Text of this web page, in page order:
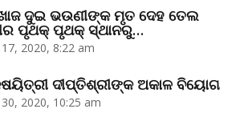
ଦୁଇ ଭଉଣୀଙ୍କ ମୃତ ଦେହ ତେଲ
ପୃଥକ୍‌ ପୃଥକ୍‌ ସ୍ଥାନରୁ…
2020, 8:22 am
ଦୀପ୍ତିଶ୍ରୀଙ୍କ ଅକାଳ ବିୟୋଗ
2020, 10:25 am